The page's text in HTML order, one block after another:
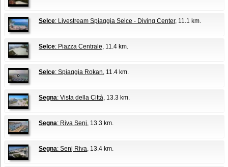
Selce: Livestream Spiaggia Selce - Diving Center, 11.1 km.
Selce: Piazza Centrale, 11.4 km.
Selce: Spiaggia Rokan, 11.4 km.
Segna: Vista della Città, 13.3 km.
Segna: Riva Senj, 13.3 km.
Segna: Senj Riva, 13.4 km.